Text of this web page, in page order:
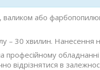
або
– 30 хвилин.
обладнанні
відрізнятися в